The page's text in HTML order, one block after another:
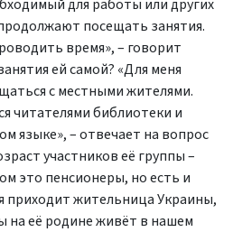
для работы или других
посещать занятия.
время», – говорит
ей самой? «Для меня
с местными жителями.
читателями библиотеки и
языке», – отвечает на вопрос
участников её группы –
это пенсионеры, но есть и
приходит жительница Украины,
на её родине живёт в нашем